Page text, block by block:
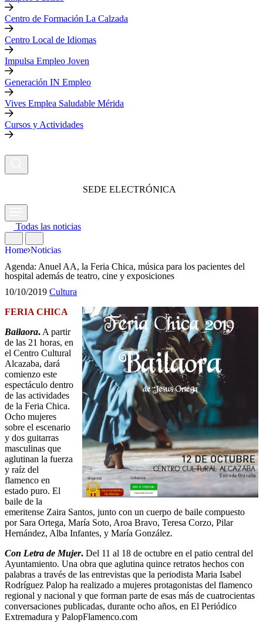
Centro de Formación La Calzada
Centro Local de Idiomas
Impulsa Empleo Joven
Generación IN Empleo
Vives Emplea Saludable Mérida
Cursos y Actividades
SEDE ELECTRÓNICA
Todas las noticias
Home Noticias
Agenda: Anuel AA, la Feria Chica, música para los pacientes del
hospital además de teatro, cine y exposiciones
10/10/2019 Cultura
FERIA CHICA
Bailaora.A partir
de las 21 horas, en
el Centro Cultural
Alcazaba, dará
comienzo este
espectáculo dentro
de las actividades
de la Feria Chica.
Ocho mujeres
sobre el escenario
y dos guitarras
masculinas que
aglutinan la fuerza
y raíz del
flamenco en
estado puro. El
baile de la
emeritense Zaira Santos, junto con un cuerpo de baile compuesto
por Sara Ortega, María Soto, Aroa Bravo, Teresa Corzo, Pilar
Hernández, Alba Infantes, y María González.
Con Letra de Mujer. Del 11 al 18 de octubre en el patio central del
Ayuntamiento. Una obra que aglutina quince retratos hechos con
palabras a través de las entrevistas que la periodista Maria Isabel
Rodríguez Palop ha realizado a mujeres protagonistas del flamenco
regional y nacional y que forman parte de esas más de cuatrocientas
conversaciones publicadas, durante ocho años, en El Periódico
Extremadura y PalopFlamenco.com